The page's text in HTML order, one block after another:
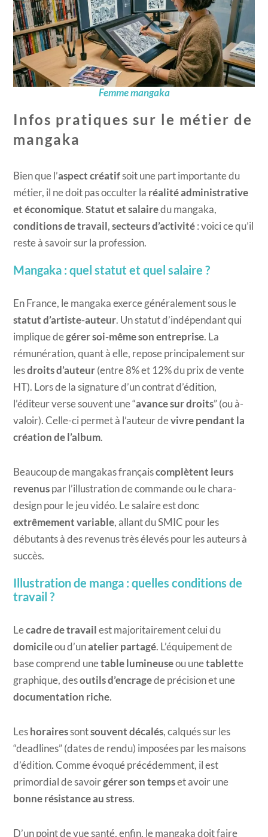
Femme mangaka
Infos pratiques sur le métier de
mangaka
Bien que l’aspect créatifsoit une part importante du
métier, il ne doit pas occulter la réalité administrative
et économique.Statut et salairedu mangaka,
conditions de travail ,secteurs d’activité : voici ce qu’il
reste à savoir sur la profession.
Mangaka : quel statut et quel salaire ?
En France, le mangaka exerce généralement sous le
statut d’artiste-auteur. Un statut d’indépendant qui
implique degérer soi-même son entreprise. La
rémunération, quant à elle, repose principalement sur
lesdroits d’auteur (entre 8% et 12% du prix de vente
HT). Lors de la signature d’un contrat d’édition,
l’éditeur verse souvent une “avance sur droits” (ou à-
valoir). Celle-ci permet à l’auteur devivre pendant la
création de l’album.
Beaucoup de mangakas françaiscomplètent leurs
revenus par l’illustration de commande ou le chara-
design pour le jeu vidéo. Le salaire est donc
extrêmement variable, allant du SMIC pour les
débutants à des revenus très élevés pour les auteurs à
succès.
Illustration de manga : quelles conditions de
travail ?
Lecadre de travailest majoritairement celui du
domicileou d’unatelier partagé. L’équipement de
base comprend unetable lumineuseou unetablette
graphique, desoutils d’encragede précision et une
documentation riche.
Les horairessontsouvent décalés, calqués sur les
“deadlines” (dates de rendu) imposées par les maisons
d’édition. Comme évoqué précédemment, il est
primordial de savoirgérer son tempset avoir une
bonne résistance au stress.
D’un point de vue santé, enfin, le mangaka doit faire